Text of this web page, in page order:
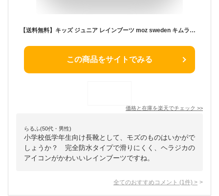
【送料無料】キッズ ジュニア レインブーツ moz sweden キムラ【MZ8316】キッズ ジュニア 子ども レディース 女性 親子 兄弟 姉妹 長靴 ハーフ丈 パッカブルタイプ ドローコード 完全防水 滑りにくい 歩きやすい 携帯 持ち歩き□mz8316□
この商品をサイトでみる
価格と在庫を楽天でチェック >>
らるふ(50代・男性)
小学校低学年生向け長靴として、モズのものはいかがで
しょうか？ 完全防水タイプで滑りにくく、ヘラジカの
アイコンがかわいいレインブーツですね。
全てのおすすめコメント (1 件) >